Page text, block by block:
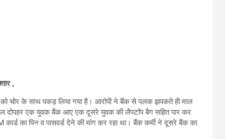
,
चोर के साथ पकड़ लिया गया है। आरोपी ने बैंक से पलक झपकते ही माल
एक युवक बैंक आए एक दूसरे युवक की लैपटॉप बैग सहित पार कर
का पिन व पासवर्ड देने की मांग कर रहा था। बैंक कर्मी ने दूसरे बैंक का